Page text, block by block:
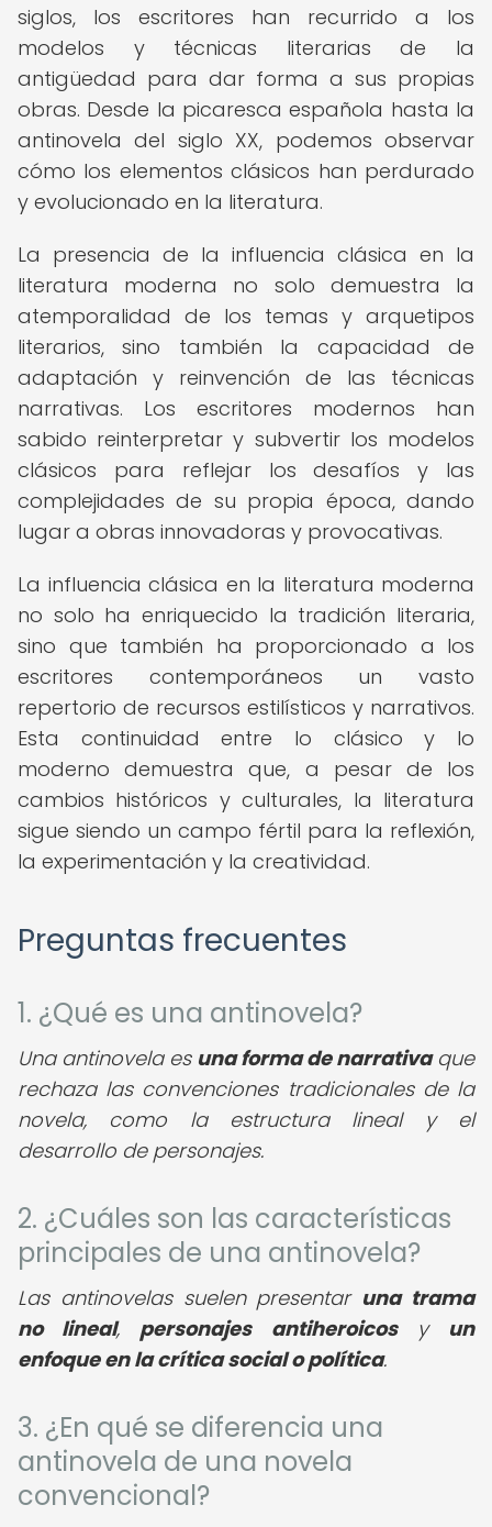
siglos, los escritores han recurrido a los
modelos y técnicas literarias de la
antigüedad para dar forma a sus propias
obras. Desde la picaresca española hasta la
antinovela del siglo XX, podemos observar
cómo los elementos clásicos han perdurado
y evolucionado en la literatura.
La presencia de la influencia clásica en la
literatura moderna no solo demuestra la
atemporalidad de los temas y arquetipos
literarios, sino también la capacidad de
adaptación y reinvención de las técnicas
narrativas. Los escritores modernos han
sabido reinterpretar y subvertir los modelos
clásicos para reflejar los desafíos y las
complejidades de su propia época, dando
lugar a obras innovadoras y provocativas.
La influencia clásica en la literatura moderna
no solo ha enriquecido la tradición literaria,
sino que también ha proporcionado a los
escritores contemporáneos un vasto
repertorio de recursos estilísticos y narrativos.
Esta continuidad entre lo clásico y lo
moderno demuestra que, a pesar de los
cambios históricos y culturales, la literatura
sigue siendo un campo fértil para la reflexión,
la experimentación y la creatividad.
Preguntas frecuentes
1. ¿Qué es una antinovela?
Una antinovela es una forma de narrativaque
rechaza las convenciones tradicionales de la
novela, como la estructura lineal y el
desarrollo de personajes.
2. ¿Cuáles son las características
principales de una antinovela?
Las antinovelas suelen presentar una trama
no lineal, personajes antiheroicosy un
enfoque en la crítica social o política.
3. ¿En qué se diferencia una
antinovela de una novela
convencional?